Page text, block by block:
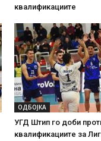
квалификациите
ОДБОЈКА
УГД Штип го доби
квалификациите за